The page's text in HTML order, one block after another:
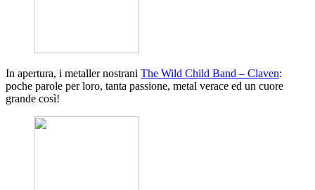
In apertura, i metaller nostrani The Wild Child Band – Claven:
poche parole per loro, tanta passione, metal verace ed un cuore
grande così!